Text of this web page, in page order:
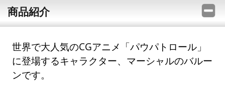
商品紹介
世界で大人気のCGアニメ「パウパトロール」
に登場するキャラクター、マーシャルのバルー
ンです。